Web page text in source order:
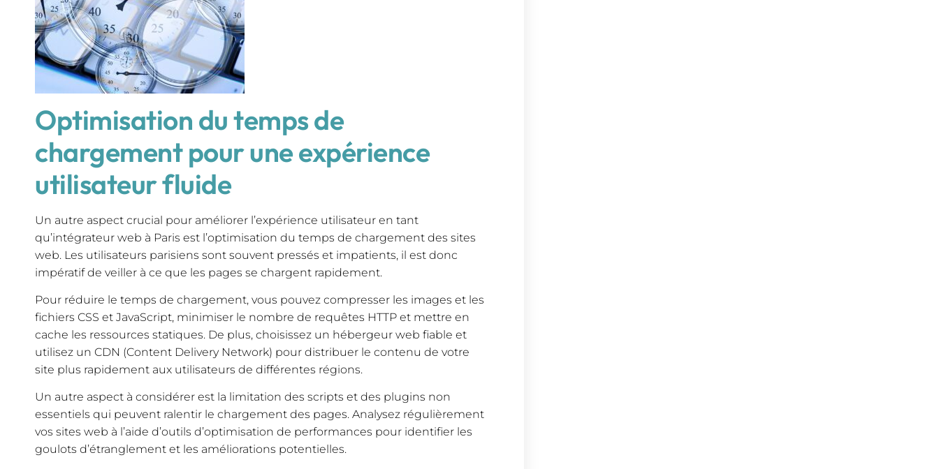
Optimisation du temps de
chargement pour une expérience
utilisateur fluide
Un autre aspect crucial pour améliorer l’expérience utilisateur en tant
qu’intégrateur web à Paris est l’optimisation du temps de chargement des sites
web. Les utilisateurs parisiens sont souvent pressés et impatients, il est donc
impératif de veiller à ce que les pages se chargent rapidement.
Pour réduire le temps de chargement, vous pouvez compresser les images et les
fichiers CSS et JavaScript, minimiser le nombre de requêtes HTTP et mettre en
cache les ressources statiques. De plus, choisissez un hébergeur web fiable et
utilisez un CDN (Content Delivery Network) pour distribuer le contenu de votre
site plus rapidement aux utilisateurs de différentes régions.
Un autre aspect à considérer est la limitation des scripts et des plugins non
essentiels qui peuvent ralentir le chargement des pages. Analysez régulièrement
vos sites web à l’aide d’outils d’optimisation de performances pour identifier les
goulots d’étranglement et les améliorations potentielles.